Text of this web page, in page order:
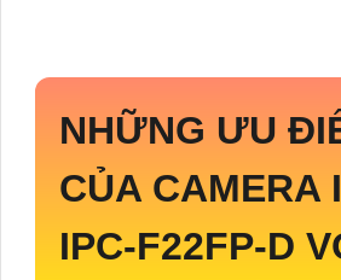
NHỮNG ƯU
CỦA CAMERA
IPC-F22FP-D